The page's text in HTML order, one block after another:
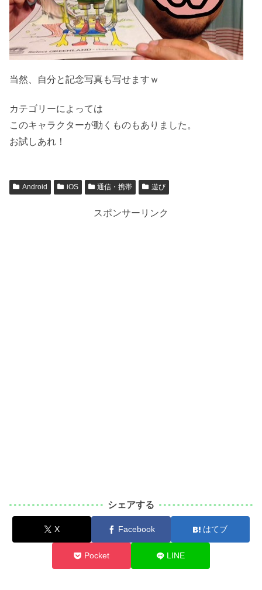
当然、自分と記念写真も写せますｗ
カテゴリーによっては
このキャラクターが動くものもありました。
お試しあれ！
Android iOS 通信・携帯 遊び
スポンサーリンク
シェアする
X Facebook はてブ
Pocket LINE